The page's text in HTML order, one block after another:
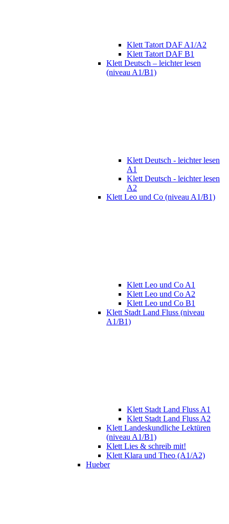
Klett Tatort DAF A1/A2
Klett Tatort DAF B1
Klett Deutsch – leichter lesen
(niveau A1/B1)
Klett Deutsch - leichter lesen
A1
Klett Deutsch - leichter lesen
A2
Klett Leo und Co (niveau A1/B1)
Klett Leo und Co A1
Klett Leo und Co A2
Klett Leo und Co B1
Klett Stadt Land Fluss (niveau
A1/B1)
Klett Stadt Land Fluss A1
Klett Stadt Land Fluss A2
Klett Landeskundliche Lektüren
(niveau A1/B1)
Klett Lies & schreib mit!
Klett Klara und Theo (A1/A2)
Hueber